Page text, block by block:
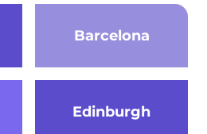
Barcelona
Edinburgh